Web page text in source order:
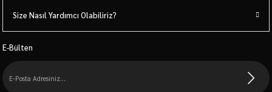
Size Nasıl Yardımcı Olabiliriz?
E-Bülten